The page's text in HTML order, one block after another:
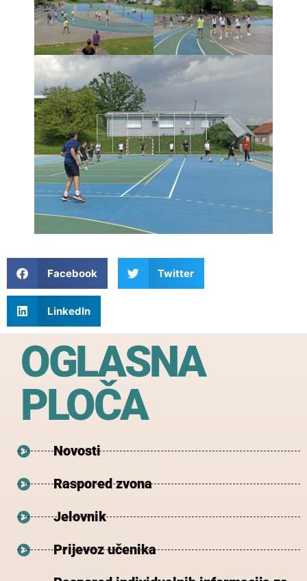
Facebook Twitter
LinkedIn
OGLASNA
PLOČA
Novosti
Raspored zvona
Jelovnik
Prijevoz učenika